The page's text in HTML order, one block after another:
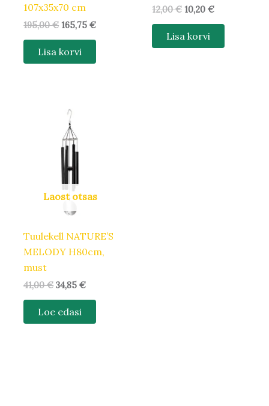
107x35x70 cm
195,00€ 165,75€
Lisa korvi
12,00€ 10,20€
Lisa korvi
Laost otsas
Tuulekell NATURE’S
MELODY H80cm,
must
41,00€
Algne
hind
oli:
41,00 €.
34,85€
Loe edasi